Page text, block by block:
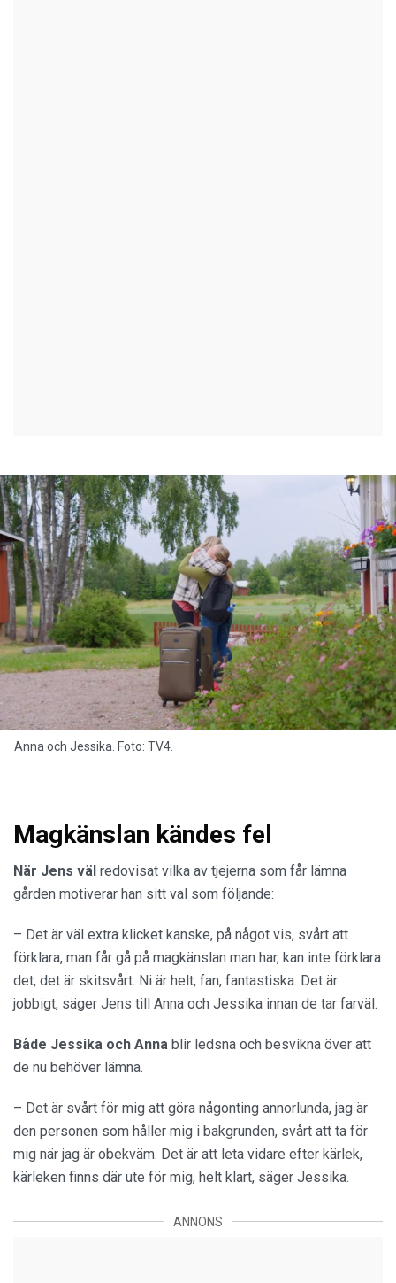
Anna och Jessika. Foto: TV4.
Magkänslan kändes fel
När Jens väl redovisat vilka av tjejerna som får lämna
gården motiverar han sitt val som följande:
– Det är väl extra klicket kanske, på något vis, svårt att
förklara, man får gå på magkänslan man har, kan inte förklara
det, det är skitsvårt. Ni är helt, fan, fantastiska. Det är
jobbigt, säger Jens till Anna och Jessika innan de tar farväl.
Både Jessika och Anna blir ledsna och besvikna över att
de nu behöver lämna.
– Det är svårt för mig att göra någonting annorlunda, jag är
den personen som håller mig i bakgrunden, svårt att ta för
mig när jag är obekväm. Det är att leta vidare efter kärlek,
kärleken finns där ute för mig, helt klart, säger Jessika.
ANNONS